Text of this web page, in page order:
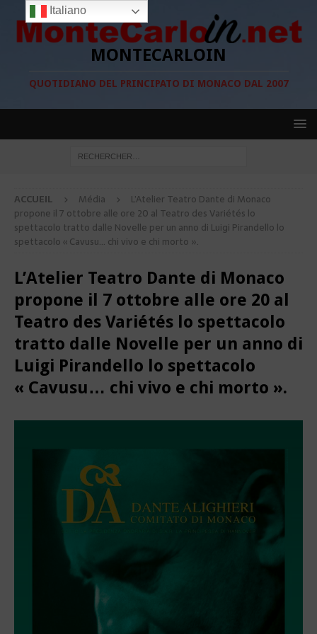
MONTECARLOIN
QUOTIDIANO DEL PRINCIPATO DI MONACO DAL 2007
ACCUEIL Média
L’Atelier Teatro Dante di Monaco
propone il 7 ottobre alle ore 20 al Teatro des Variétés lo
spettacolo tratto dalle Novelle per un anno di Luigi Pirandello lo
spettacolo « Cavusu… chi vivo e chi morto ».
L’Atelier Teatro Dante di Monaco
propone il 7 ottobre alle ore 20 al
Teatro des Variétés lo spettacolo
tratto dalle Novelle per un anno di
Luigi Pirandello lo spettacolo
« Cavusu… chi vivo e chi morto ».
Italiano